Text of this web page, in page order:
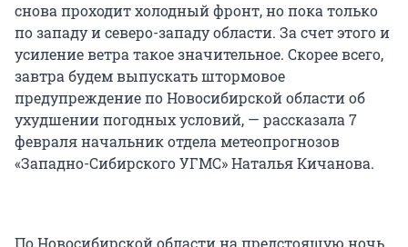
снова проходит холодный фронт, но пока только
по западу и северо-западу области. За счет этого и
усиление ветра такое значительное. Скорее всего,
завтра будем выпускать штормовое
предупреждение по Новосибирской области об
ухудшении погодных условий, — рассказала 7
февраля начальник отдела метеопрогнозов
«Западно-Сибирского УГМС» Наталья Кичанова.
По Новосибирской области на предстоящую ночь